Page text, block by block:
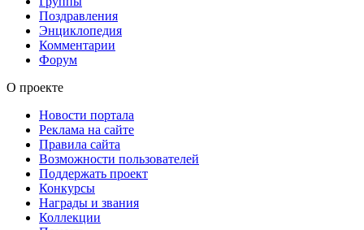
Поздравления
Энциклопедия
Комментарии
Форум
О проекте
Новости портала
Реклама на сайте
Правила сайта
Возможности пользователей
Поддержать проект
Конкурсы
Награды и звания
Коллекции